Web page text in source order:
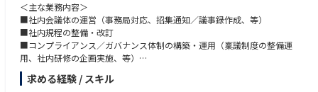
＜主な業務内容＞
■社内会議体の運営（事務局対応、招集通知／議事録作成、等）
■社内規程の整備・改訂
■コンプライアンス／ガバナンス体制の構築・運用（稟議制度の整備運
用、社内研修の企画実施、等）
■株式上場準備業務
■その他の総務／庶務業務
求める経験 / スキル